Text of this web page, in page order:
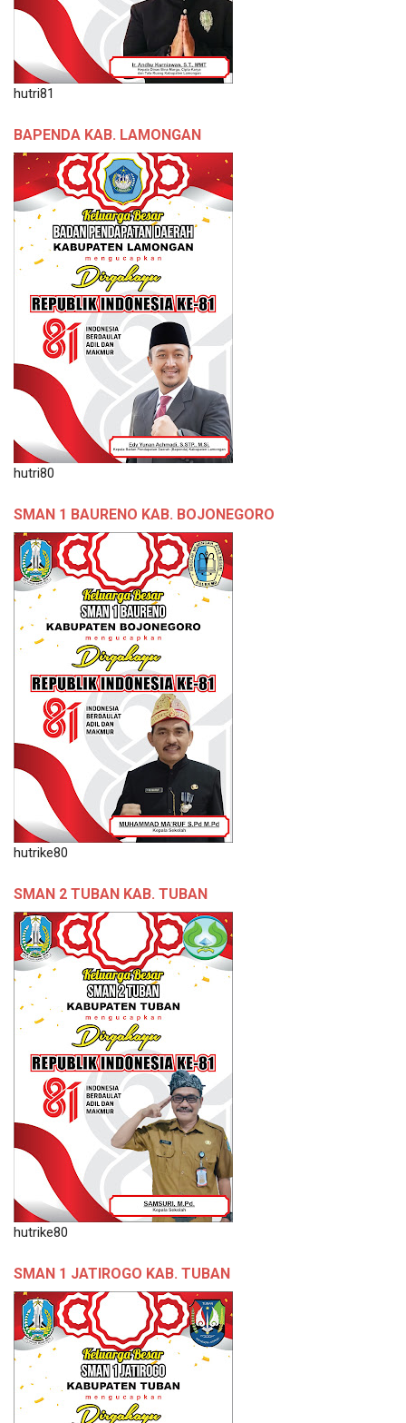
hutri81
BAPENDA KAB. LAMONGAN
hutri80
SMAN 1 BAURENO KAB. BOJONEGORO
hutrike80
SMAN 2 TUBAN KAB. TUBAN
hutrike80
SMAN 1 JATIROGO KAB. TUBAN